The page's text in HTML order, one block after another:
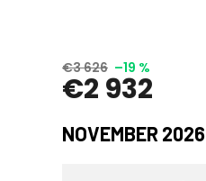
€3 626 –19 %
€2 932
cena:
NOVEMBER 2026